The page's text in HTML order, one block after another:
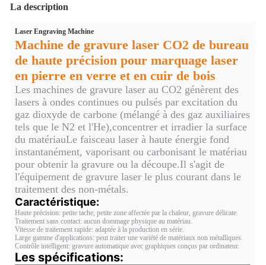
La description
Laser Engraving Machine
Machine de gravure laser CO2 de bureau
de haute précision pour marquage laser
en pierre en verre et en cuir de bois
Les machines de gravure laser au CO2 génèrent des
lasers à ondes continues ou pulsés par excitation du
gaz dioxyde de carbone (mélangé à des gaz auxiliaires
tels que le N2 et l'He),concentrer et irradier la surface
du matériauLe faisceau laser à haute énergie fond
instantanément, vaporisant ou carbonisant le matériau
pour obtenir la gravure ou la découpe.Il s'agit de
l'équipement de gravure laser le plus courant dans le
traitement des non-métals.
Caractéristique:
Haute précision: petite tache, petite zone affectée par la chaleur, gravure délicate.
Traitement sans contact: aucun dommage physique au matériau.
Vitesse de traitement rapide: adaptée à la production en série.
Large gamme d'applications: peut traiter une variété de matériaux non métalliques.
Contrôle intelligent: gravure automatique avec graphiques conçus par ordinateur.
Les spécifications: